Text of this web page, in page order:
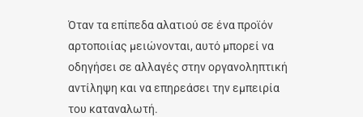
Όταν τα επίπεδα αλατιού σε ένα προϊόν
αρτοποιίας μειώνονται, αυτό μπορεί να
οδηγήσει σε αλλαγές στην οργανοληπτική
αντίληψη και να επηρεάσει την εμπειρία
του καταναλωτή.